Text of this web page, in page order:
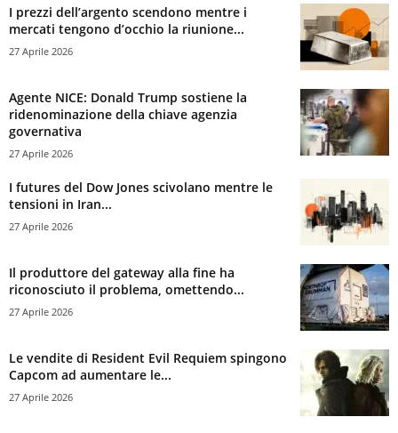
I prezzi dell’argento scendono mentre i
mercati tengono d’occhio la riunione...
27 Aprile 2026
Agente NICE: Donald Trump sostiene la
ridenominazione della chiave agenzia
governativa
27 Aprile 2026
I futures del Dow Jones scivolano mentre le
tensioni in Iran...
27 Aprile 2026
Il produttore del gateway alla fine ha
riconosciuto il problema, omettendo...
27 Aprile 2026
Le vendite di Resident Evil Requiem spingono
Capcom ad aumentare le...
27 Aprile 2026